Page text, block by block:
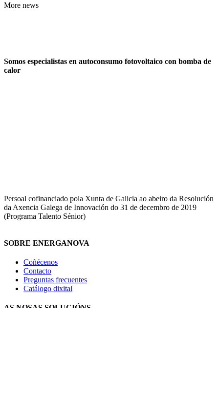
More news
Somos especialistas en autoconsumo fotovoltaico con bomba de
calor
Persoal cofinanciado pola Xunta de Galicia ao abeiro da Resolución
da Axencia Galega de Innovación do 31 de decembro de 2019
(Programa Talento Sénior)
SOBRE ENERGANOVA
Coñécenos
Contacto
Preguntas frecuentes
Catálogo dixital
AS NOSAS SOLUCIÓNS